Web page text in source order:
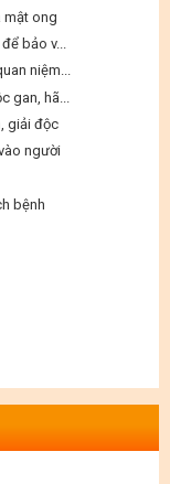
mật ong
bảo v...
niệm...
gan, hã...
giải độc
người
bệnh